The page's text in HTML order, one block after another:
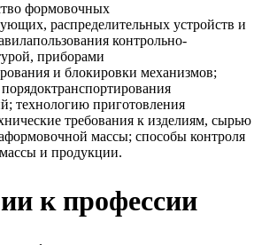
формовочных
распределительных устройств и
контрольно-
приборами
и блокировки механизмов;
технологию приготовления
требования к изделиям, сырью
массы; способы контроля
и продукции.
к профессии